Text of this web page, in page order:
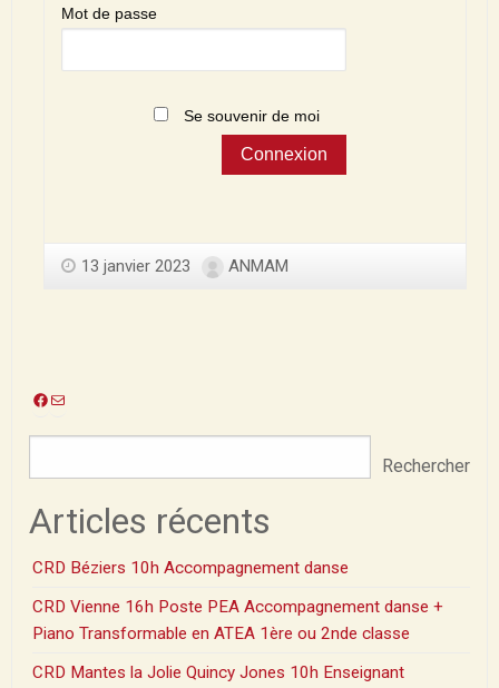
Mot de passe
Se souvenir de moi
13 janvier 2023 ANMAM
Facebook
Rechercher
Articles récents
CRD Béziers 10h Accompagnement danse
CRD Vienne 16h Poste PEA Accompagnement danse +
Piano Transformable en ATEA 1ère ou 2nde classe
CRD Mantes la Jolie Quincy Jones 10h Enseignant